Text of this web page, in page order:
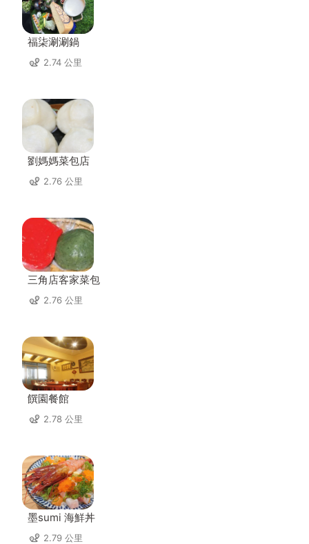
福柒涮涮鍋
2.74 公里
劉媽媽菜包店
2.76 公里
三角店客家菜包
2.76 公里
饌園餐館
2.78 公里
墨sumi 海鮮丼
2.79 公里